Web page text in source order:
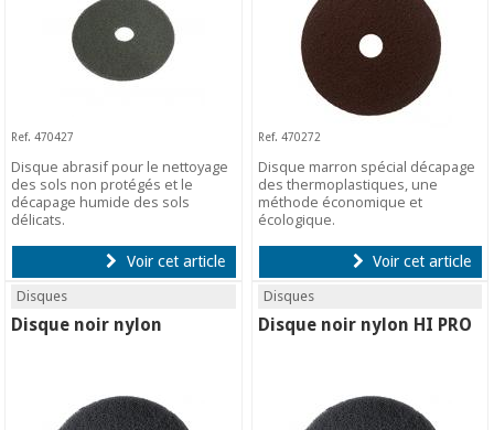
Ref. 470427
Disque abrasif pour le nettoyage
des sols non protégés et le
décapage humide des sols
délicats.
Voir cet article
Ref. 470272
Disque marron spécial décapage
des thermoplastiques, une
méthode économique et
écologique.
Voir cet article
Disques
Disque noir nylon
Disques
Disque noir nylon HI PRO